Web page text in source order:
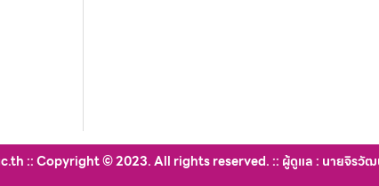
:: Copyright © 2023. All rights reserved. :: ผู้ดูแล : นายจิรวัฒ